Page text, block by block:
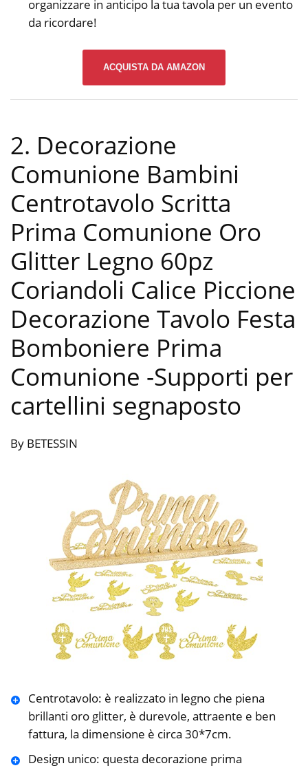
organizzare in anticipo la tua tavola per un evento
da ricordare!
ACQUISTA DA AMAZON
2. Decorazione
Comunione Bambini
Centrotavolo Scritta
Prima Comunione Oro
Glitter Legno 60pz
Coriandoli Calice Piccione
Decorazione Tavolo Festa
Bomboniere Prima
Comunione -Supporti per
cartellini segnaposto
By BETESSIN
Centrotavolo: è realizzato in legno che piena
brillanti oro glitter, è durevole, attraente e ben
fattura, la dimensione è circa 30*7cm.
Design unico: questa decorazione prima